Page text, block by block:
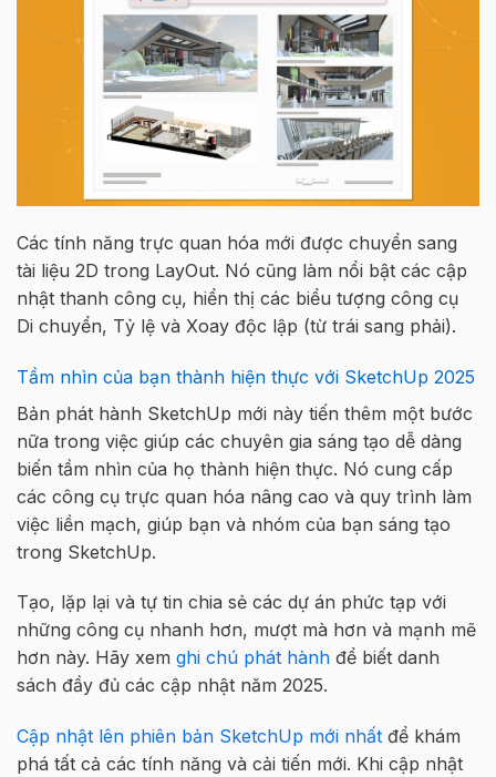
Các tính năng trực quan hóa mới được chuyển sang
tài liệu 2D trong LayOut. Nó cũng làm nổi bật các cập
nhật thanh công cụ, hiển thị các biểu tượng công cụ
Di chuyển, Tỷ lệ và Xoay độc lập (từ trái sang phải).
Tầm nhìn của bạn thành hiện thực với SketchUp 2025
Bản phát hành SketchUp mới này tiến thêm một bước
nữa trong việc giúp các chuyên gia sáng tạo dễ dàng
biến tầm nhìn của họ thành hiện thực. Nó cung cấp
các công cụ trực quan hóa nâng cao và quy trình làm
việc liền mạch, giúp bạn và nhóm của bạn sáng tạo
trong SketchUp.
Tạo, lặp lại và tự tin chia sẻ các dự án phức tạp với
những công cụ nhanh hơn, mượt mà hơn và mạnh mẽ
hơn này. Hãy xem ghi chú phát hành để biết danh
sách đầy đủ các cập nhật năm 2025.
Cập nhật lên phiên bản SketchUp mới nhất để khám
phá tất cả các tính năng và cải tiến mới. Khi cập nhật